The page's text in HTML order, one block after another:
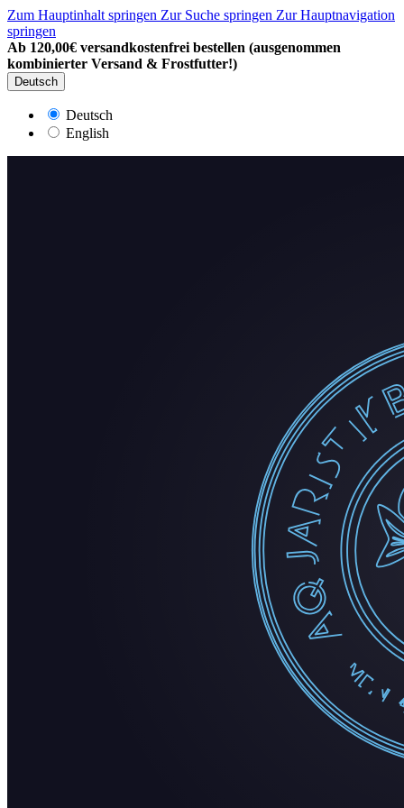
Zum Hauptinhalt springen Zur Suche springen Zur Hauptnavigation
springen
Ab 120,00€ versandkostenfrei bestellen (ausgenommen
kombinierter Versand & Frostfutter!)
Deutsch
Deutsch
English